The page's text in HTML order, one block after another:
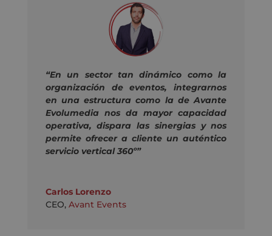
“En un sector tan dinámico como la
organización de eventos, integrarnos
en una estructura como la de Avante
Evolumedia nos da mayor capacidad
operativa, dispara las sinergias y nos
permite ofrecer a cliente un auténtico
servicio vertical 360º”
Carlos Lorenzo
CEO, Avant Events